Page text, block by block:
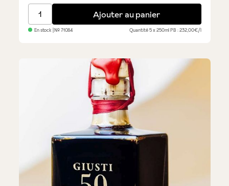
Lo Scrigno - Selezione Speciale Aceto Balsamico di
Ajouter au panier
En stock | №71084 Quantité5 x 250mlPB : 232,00€/l